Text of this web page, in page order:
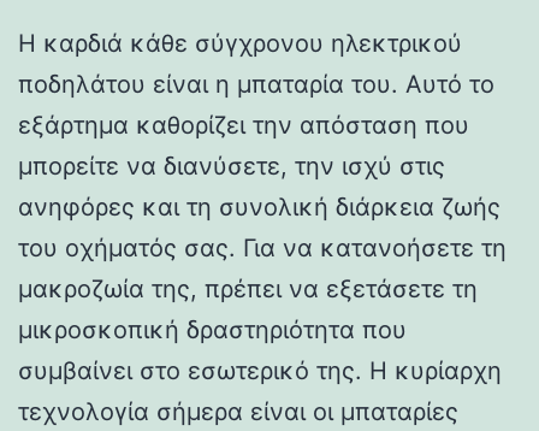
Η καρδιά κάθε σύγχρονου ηλεκτρικού
ποδηλάτου είναι η μπαταρία του. Αυτό το
εξάρτημα καθορίζει την απόσταση που
μπορείτε να διανύσετε, την ισχύ στις
ανηφόρες και τη συνολική διάρκεια ζωής
του οχήματός σας. Για να κατανοήσετε τη
μακροζωία της, πρέπει να εξετάσετε τη
μικροσκοπική δραστηριότητα που
συμβαίνει στο εσωτερικό της. Η κυρίαρχη
τεχνολογία σήμερα είναι οι μπαταρίες